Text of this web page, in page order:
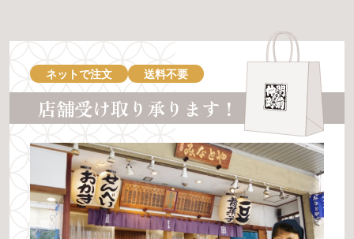
ネットで注文 送料不要
店舗受け取り承ります！